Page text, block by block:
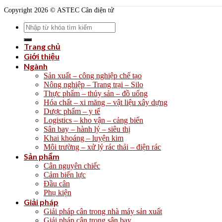
Copyright 2026 © ASTEC Cân điện tử
Search
for:
Trang chủ
Giới thiệu
Ngành
Sản xuất – công nghiệp chế tạo
Nông nghiệp – Trang trại – Silo
Thực phẩm – thủy sản – đồ uống
Hóa chất – xi măng – vật liệu xây dựng
Dược phẩm – y tế
Logistics – kho vận – cảng biển
Sân bay – hành lý – siêu thị
Khai khoáng – luyện kim
Môi trường – xử lý rác thải – điện rác
Sản phẩm
Cân nguyên chiếc
Cảm biến lực
Đầu cân
Phụ kiện
Giải pháp
Giải pháp cân trong nhà máy sản xuất
Giải pháp cân trong sân bay